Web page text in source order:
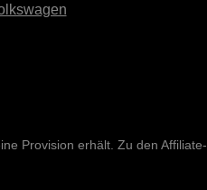
Provision erhält. Zu den Affiliate-